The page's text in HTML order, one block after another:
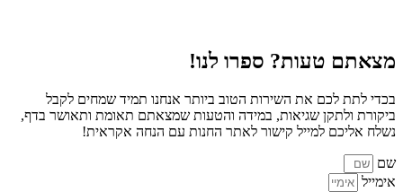
מצאתם טעות? ספרו לנו!
בכדי לתת לכם את השירות הטוב ביותר אנחנו תמיד שמחים לקבל
ביקורת ולתקן שגיאות, במידה והטעות שמצאתם תאומת ותאושר בדף,
נשלח אליכם למייל קישור לאתר החנות עם הנחה אקראית!
שם
אימייל